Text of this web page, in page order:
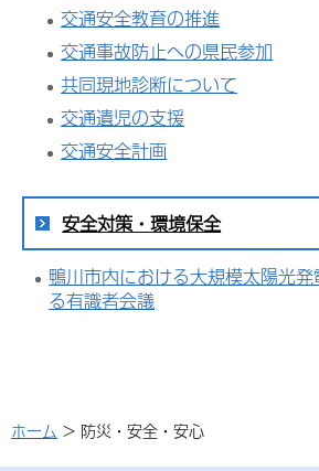
交通安全教育の推進
交通事故防止への県民参加
共同現地診断について
交通遺児の支援
交通安全計画
安全対策・環境保全
鴨川市内における大規模太陽光
る有識者会議
ホーム > 防災・安全・安心